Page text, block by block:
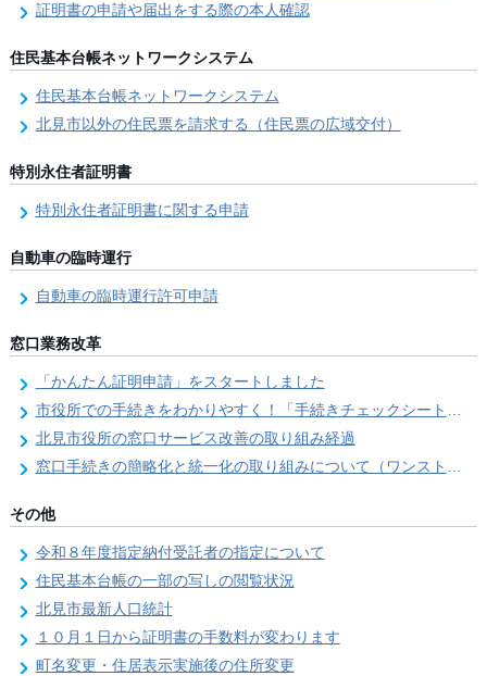
証明書の申請や届出をする際の本人確認
住民基本台帳ネットワークシステム
住民基本台帳ネットワークシステム
北見市以外の住民票を請求する（住民票の広域交付）
特別永住者証明書
特別永住者証明書に関する申請
自動車の臨時運行
自動車の臨時運行許可申請
窓口業務改革
「かんたん証明申請」をスタートしました
市役所での手続きをわかりやすく！「手続きチェックシート」を導入しました
北見市役所の窓口サービス改善の取り組み経過
窓口手続きの簡略化と統一化の取り組みについて（ワンストップサービス推進事業）
その他
令和８年度指定納付受託者の指定について
住民基本台帳の一部の写しの閲覧状況
北見市最新人口統計
１０月１日から証明書の手数料が変わります
町名変更・住居表示実施後の住所変更